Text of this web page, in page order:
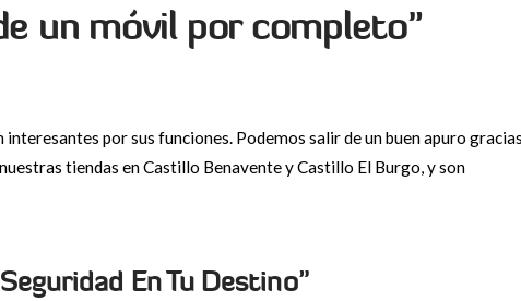
un móvil por completo”
por sus funciones. Podemos salir de un buen apuro
tiendas en Castillo Benavente y Castillo El Burgo, y son
En Tu Destino”